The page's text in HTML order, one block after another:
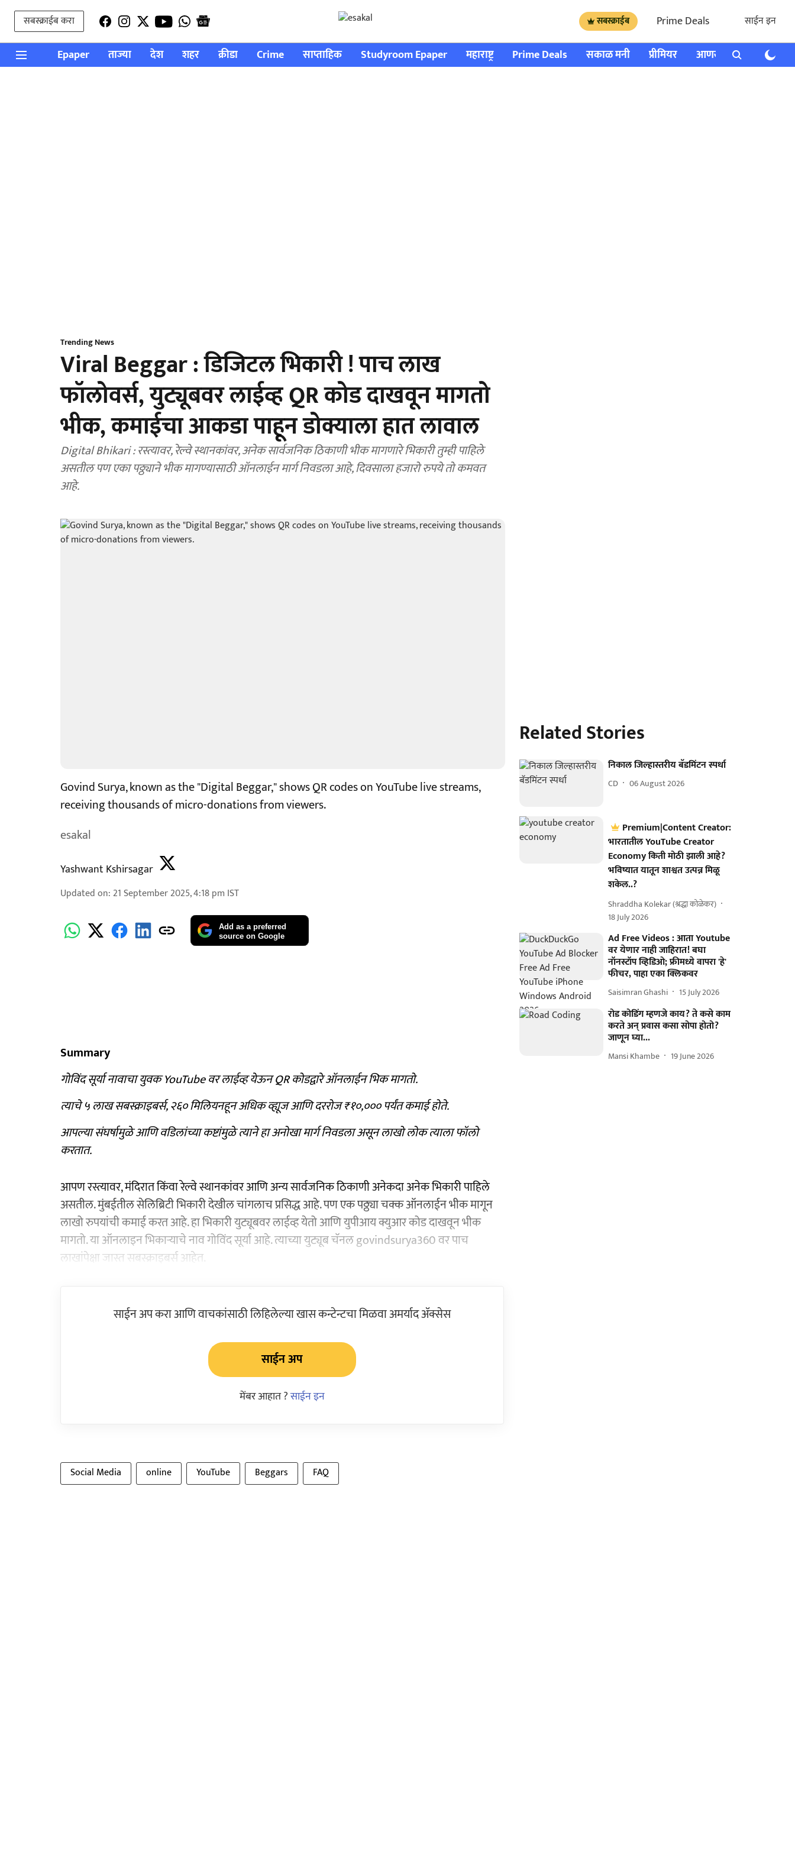
सबस्क्राईब करा सबस्क्राईब Prime Deals साईन इन
Epaper ताज्या देश शहर क्रीडा Crime साप्ताहिक Studyroom Epaper महाराष्ट्र Prime Deals सकाळ मनी प्रीमियर आणखी राशी भविष्य
Trending News
Viral Beggar : डिजिटल भिकारी ! पाच लाख
फॉलोवर्स, युट्यूबवर लाईव्ह QR कोड दाखवून मागतो
भीक, कमाईचा आकडा पाहून डोक्याला हात लावाल
Digital Bhikari : रस्त्यावर, रेल्वे स्थानकांवर, अनेक सार्वजनिक ठिकाणी भीक मागणारे भिकारी तुम्ही पाहिले
असतील पण एका पठ्ठ्याने भीक मागण्यासाठी ऑनलाईन मार्ग निवडला आहे, दिवसाला हजारो रुपये तो कमवत
आहे.
Govind Surya, known as the "Digital Beggar," shows QR codes on YouTube live streams,
receiving thousands of micro-donations from viewers.
esakal
Yashwant Kshirsagar
Updated on: 21 September 2025, 4:18 pm IST
Add as a preferred
source on Google
Summary
गोविंद सूर्या नावाचा युवक YouTube वर लाईव्ह येऊन QR कोडद्वारे ऑनलाईन भिक मागतो.
त्याचे ५ लाख सबस्क्राइबर्स, २६० मिलियनहून अधिक व्ह्यूज आणि दररोज ₹१०,००० पर्यंत कमाई होते.
आपल्या संघर्षामुळे आणि वडिलांच्या कष्टांमुळे त्याने हा अनोखा मार्ग निवडला असून लाखो लोक त्याला फॉलो
करतात.
आपण रस्त्यावर, मंदिरात किंवा रेल्वे स्थानकांवर आणि अन्य सार्वजनिक ठिकाणी अनेकदा अनेक भिकारी पाहिले
असतील. मुंबईतील सेलिब्रिटी भिकारी देखील चांगलाच प्रसिद्ध आहे. पण एक पठ्ठ्या चक्क ऑनलाईन भीक मागून
लाखो रुपयांची कमाई करत आहे. हा भिकारी युट्यूबवर लाईव्ह येतो आणि युपीआय क्युआर कोड दाखवून भीक
मागतो. या ऑनलाइन भिकाऱ्याचे नाव गोविंद सूर्या आहे. त्याच्या युट्यूब चॅनल govindsurya360 वर पाच
लाखांपेक्षा जास्त सबस्क्राइबर्स आहेत.
साईन अप करा आणि वाचकांसाठी लिहिलेल्या खास कन्टेन्टचा मिळवा अमर्याद ॲक्सेस
साईन अप
मेंबर आहात ?साईन इन
Social Media online YouTube Beggars FAQ
Related Stories
निकाल जिल्हास्तरीय बॅडमिंटन स्पर्धा
CD 06 August 2026
Premium|Content Creator:
भारतातील YouTube Creator
Economy किती मोठी झाली आहे?
भविष्यात यातून शाश्वत उत्पन्न मिळू
शकेल..?
Shraddha Kolekar (श्रद्धा कोळेकर)
18 July 2026
Ad Free Videos : आता Youtube
वर येणार नाही जाहिरात! बघा
नॉनस्टॉप व्हिडिओ; फ्रीमध्ये वापरा 'हे'
फीचर, पाहा एका क्लिकवर
Saisimran Ghashi 15 July 2026
रोड कोडिंग म्हणजे काय? ते कसे काम
करते अन् प्रवास कसा सोपा होतो?
जाणून घ्या...
Mansi Khambe 19 June 2026